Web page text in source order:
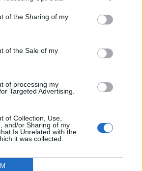
of the Sharing of my
of the Sale of my
of processing my
Targeted Advertising.
of Collection, Use,
and/or Sharing of my
Is Unrelated with the
it was collected.
si prepara all'esordio in D: Forzati,
Tesio, Limongelli, Bolzicco e tanti
tra i…
2026